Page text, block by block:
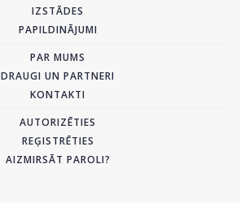
IZSTĀDES
PAPILDINĀJUMI
PAR MUMS
DRAUGI UN PARTNERI
KONTAKTI
AUTORIZĒTIES
REĢISTRĒTIES
AIZMIRSĀT PAROLI?